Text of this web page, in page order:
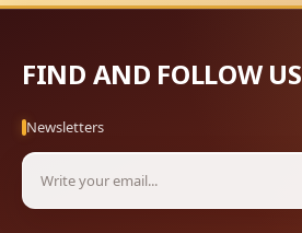
FIND AND FOLLOW US
Newsletters